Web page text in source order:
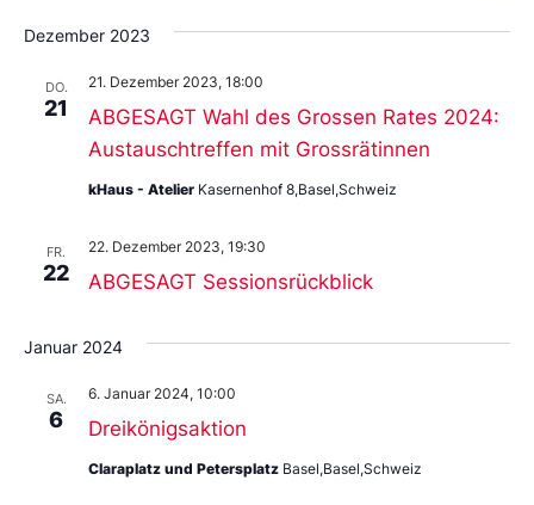
Sie
das
aus.
Dezember 2023
DO.
21
ABGESAGT Wahl des Grossen Rates 2024:
Austauschtreffen mit Grossrätinnen
21. Dezember 2023, 18:00
kHaus - Atelier Kasernenhof 8,Basel,Schweiz
FR.
22 ABGESAGT Sessionsrückblick
22. Dezember 2023, 19:30
Januar 2024
SA.
6 Dreikönigsaktion
6. Januar 2024, 10:00
Claraplatz und Petersplatz Basel,Basel,Schweiz